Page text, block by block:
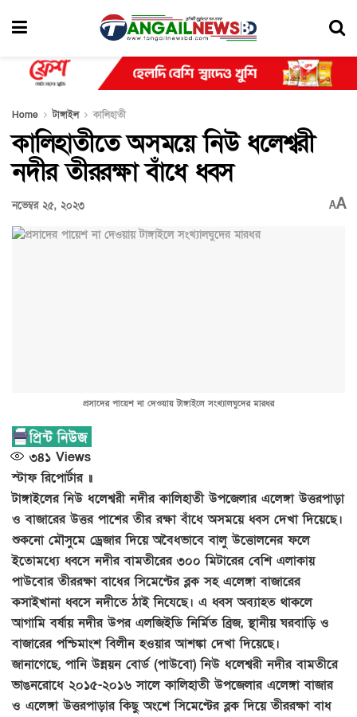
Home টাঙ্গাইল কালিহাতী
কালিহাতীতে অসময়ে নিউ ধলেশ্বরী
নদীর তীররক্ষা বাঁধে ধ্বস
নভেম্বর ২৫, ২০২৩ AA
প্রসাদের পায়েশ না দেওয়ায় টাঙ্গাইলে সংখ্যালঘুদের মারধর
৩৪১ Views
স্টাফ রিপোর্টার ॥
টাঙ্গাইলের নিউ ধলেশ্বরী নদীর কালিহাতী উপজেলার এলেঙ্গা উত্তরপাড়া
ও বাজারের উত্তর পাশের তীর রক্ষা বাঁধে অসময়ে ধ্বস দেখা দিয়েছে।
শুকনো মৌসুমে ড্রেজার দিয়ে অবৈধভাবে বালু উত্তোলনের ফলে
ইতোমধ্যে ধ্বসে নদীর বামতীরের ৩০০ মিটারের বেশি এলাকায়
পাউবোর তীররক্ষা বাধের সিমেণ্টের ব্লক সহ এলেঙ্গা বাজারের
কসাইখানা ধ্বসে নদীতে ঠাই নিযেছে। এ ধ্বস অব্যাহত থাকলে
আগামি বর্ষায় নদীর উপর এলজিইডি নির্মিত ব্রিজ, স্থানীয় ঘরবাড়ি ও
বাজারের পশ্চিমাংশ বিলীন হওয়ার আশঙ্কা দেখা দিয়েছে।
জানাগেছে, পানি উন্নয়ন বোর্ড (পাউবো) নিউ ধলেশ্বরী নদীর বামতীরে
ভাঙনরোধে ২০১৫-২০১৬ সালে কালিহাতী উপজেলার এলেঙ্গা বাজার
ও এলেঙ্গা উত্তরপাড়ার কিছু অংশে সিমেণ্টের ব্লক দিয়ে তীররক্ষা বাধ